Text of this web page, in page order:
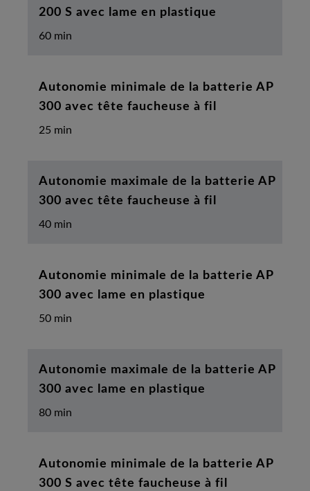
200 S avec lame en plastique
60 min
Autonomie minimale de la batterie AP
300 avec tête faucheuse à fil
25 min
Autonomie maximale de la batterie AP
300 avec tête faucheuse à fil
40 min
Autonomie minimale de la batterie AP
300 avec lame en plastique
50 min
Autonomie maximale de la batterie AP
300 avec lame en plastique
80 min
Autonomie minimale de la batterie AP
300 S avec tête faucheuse à fil